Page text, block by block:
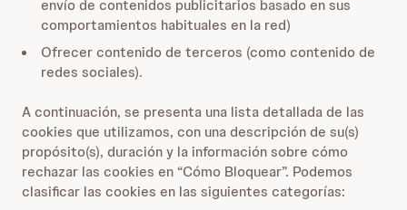
envío de contenidos publicitarios basado en sus
comportamientos habituales en la red)
Ofrecer contenido de terceros (como contenido de
redes sociales).
A continuación, se presenta una lista detallada de las
cookies que utilizamos, con una descripción de su(s)
propósito(s), duración y la información sobre cómo
rechazar las cookies en “Cómo Bloquear”. Podemos
clasificar las cookies en las siguientes categorías: